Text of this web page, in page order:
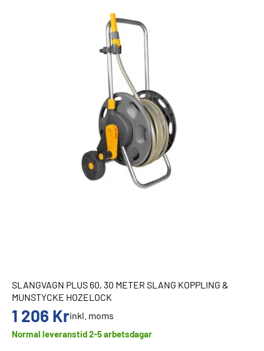
SLANGVAGN PLUS 60, 30 METER SLANG KOPPLING &
MUNSTYCKE HOZELOCK
1 206 Krinkl. moms
Normal leveranstid 2-5 arbetsdagar